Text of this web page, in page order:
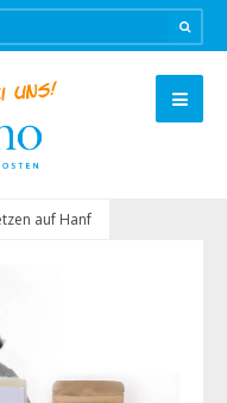
auf Hanf